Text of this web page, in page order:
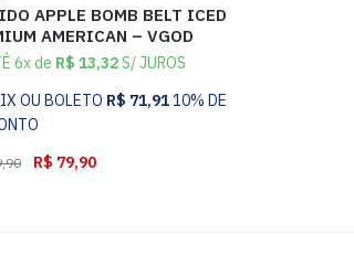
APPLE BOMB BELT ICED
AMERICAN – VGOD
6x de R$ 13,32S/ JUROS
OU BOLETO R$ 71,9110% DE
R$ 79,90